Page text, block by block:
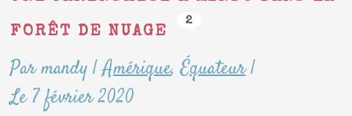
FORÊT DE NUAGE
2
Par mandy |Amérique,Équateur|
Le 7 février 2020